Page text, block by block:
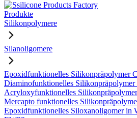
Produkte
Silikonpolymere
Silanoligomere
Epoxidfunktionelles Silikonpräpolymer
Diaminofunktionelles
Acryloxyfunktionelles
Mercapto funktionelles
Epoxidfunktionelles Siloxanoligomer in